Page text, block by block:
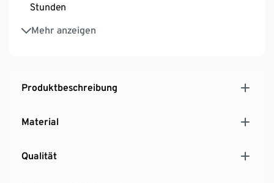
Stunden
Mehr anzeigen
Inkl. Batterien
Produktbeschreibung
Material
Qualität